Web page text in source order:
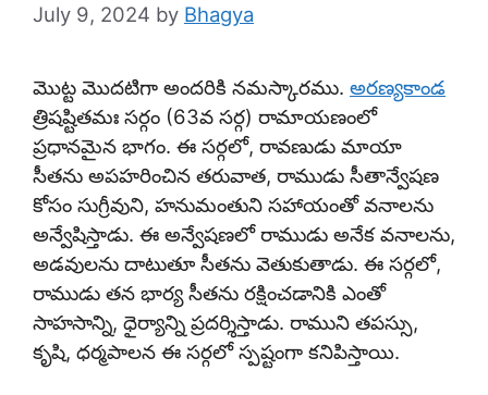
July 9, 2024 by Bhagya
మొట్ట మొదటిగా అందరికి నమస్కారము. అరణ్యకాండ
త్రిషష్టితమః సర్గం (63వ సర్గ) రామాయణంలో
ప్రధానమైన భాగం. ఈ సర్గలో, రావణుడు మాయా
సీతను అపహరించిన తరువాత, రాముడు సీతాన్వేషణ
కోసం సుగ్రీవుని, హనుమంతుని సహాయంతో వనాలను
అన్వేషిస్తాడు. ఈ అన్వేషణలో రాముడు అనేక వనాలను,
అడవులను దాటుతూ సీతను వెతుకుతాడు. ఈ సర్గలో,
రాముడు తన భార్య సీతను రక్షించడానికి ఎంతో
సాహసాన్ని, ధైర్యాన్ని ప్రదర్శిస్తాడు. రాముని తపస్సు,
కృషి, ధర్మపాలన ఈ సర్గలో స్పష్టంగా కనిపిస్తాయి.